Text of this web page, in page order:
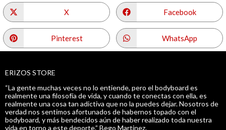
X Facebook
Pinterest WhatsApp
ERIZOS STORE
“La gente muchas veces no lo entiende, pero el bodyboard es
realmente una filosofía de vida, y cuando te conectas con ella, es
realmente una cosa tan adictiva que no la puedes dejar. Nosotros de
verdad nos sentimos afortunados de habernos topado con el
bodyboard, y más bendecidos aún de haber realizado toda nuestra
vida en torno a este deporte.” Bego Martinez.